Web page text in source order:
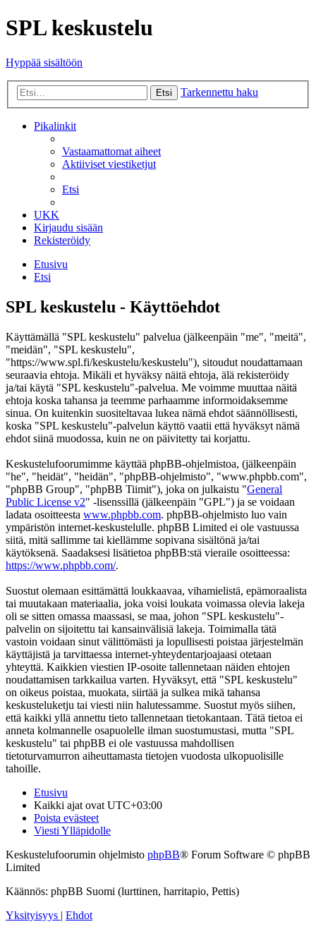
SPL keskustelu
Hyppää sisältöön
Etsi Tarkennettu haku
Pikalinkit
Vastaamattomat aiheet
Aktiiviset viestiketjut
Etsi
UKK
Kirjaudu sisään
Rekisteröidy
Etusivu
Etsi
SPL keskustelu - Käyttöehdot
Käyttämällä "SPL keskustelu" palvelua (jälkeenpäin "me", "meitä",
"meidän", "SPL keskustelu",
"https://www.spl.fi/keskustelu/keskustelu"), sitoudut noudattamaan
seuraavia ehtoja. Mikäli et hyväksy näitä ehtoja, älä rekisteröidy
ja/tai käytä "SPL keskustelu"-palvelua. Me voimme muuttaa näitä
ehtoja koska tahansa ja teemme parhaamme informoidaksemme
sinua. On kuitenkin suositeltavaa lukea nämä ehdot säännöllisesti,
koska "SPL keskustelu"-palvelun käyttö vaatii että hyväksyt nämä
ehdot siinä muodossa, kuin ne on päivitetty tai korjattu.
Keskustelufoorumimme käyttää phpBB-ohjelmistoa, (jälkeenpäin
"he", "heidät", "heidän", "phpBB-ohjelmisto", "www.phpbb.com",
"phpBB Group", "phpBB Tiimit"), joka on julkaistu "General
Public License v2" -lisenssillä (jälkeenpäin "GPL") ja se voidaan
ladata osoitteesta www.phpbb.com. phpBB-ohjelmisto luo vain
ympäristön internet-keskustelulle. phpBB Limited ei ole vastuussa
siitä, mitä sallimme tai kiellämme sopivana sisältönä ja/tai
käytöksenä. Saadaksesi lisätietoa phpBB:stä vieraile osoitteessa:
https://www.phpbb.com/.
Suostut olemaan esittämättä loukkaavaa, vihamielistä, epämoraalista
tai muutakaan materiaalia, joka voisi loukata voimassa olevia lakeja
oli se sitten omassa maassasi, se maa, johon "SPL keskustelu"-
palvelin on sijoitettu tai kansainvälisiä lakeja. Toimimalla tätä
vastoin voidaan sinut välittömästi ja lopullisesti poistaa järjestelmän
käyttäjistä ja tarvittaessa internet-yhteydentarjoajaasi otetaan
yhteyttä. Kaikkien viestien IP-osoite tallennetaan näiden ehtojen
noudattamisen tarkkailua varten. Hyväksyt, että "SPL keskustelu"
on oikeus poistaa, muokata, siirtää ja sulkea mikä tahansa
keskusteluketju tai viesti niin halutessamme. Suostut myös siihen,
että kaikki yllä annettu tieto tallennetaan tietokantaan. Tätä tietoa ei
anneta kolmannelle osapuolelle ilman suostumustasi, mutta "SPL
keskustelu" tai phpBB ei ole vastuussa mahdollisen
tietoturvamurron aiheuttamasta tietojen vuodosta ulkopuolisille
tahoille.
Etusivu
Kaikki ajat ovat UTC+03:00
Poista evästeet
Viesti Ylläpidolle
Keskustelufoorumin ohjelmisto phpBB® Forum Software © phpBB
Limited
Käännös: phpBB Suomi (lurttinen, harritapio, Pettis)
Yksityisyys | Ehdot